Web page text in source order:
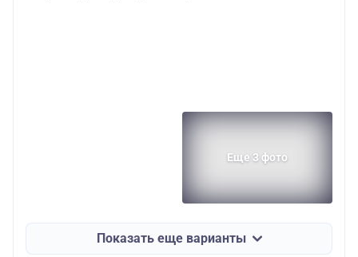
Еще 3 фото
Показать еще варианты